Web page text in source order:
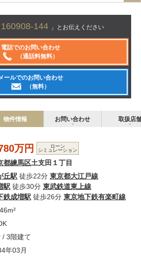
160908-144 」とお伝えください
電話でのお問い合わせ
（通話料無料）
ールでのお問い合わせ
（無料）
物件情報 お問い合わせ 取扱店
万円 ローン
シミュレーション
都練馬区土支田１丁目
丘駅 徒歩22分 東京都大江戸線
駅 徒歩30分 東武鉄道東上線
鉄成増駅 徒歩26分 東京地下鉄有楽町線
/ 3階建て
年03月